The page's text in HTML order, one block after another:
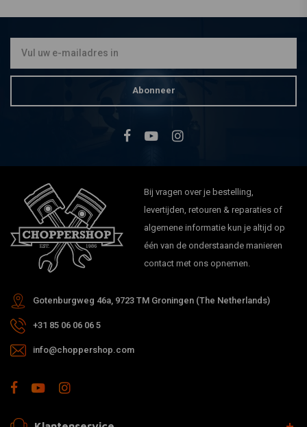
Abonneer
Bij vragen over je bestelling,
levertijden, retouren & reparaties of
algemene informatie kun je altijd op
één van de onderstaande manieren
contact met ons opnemen.
Gotenburgweg 46a, 9723 TM Groningen (The Netherlands)
+31 85 06 06 06 5
info@choppershop.com